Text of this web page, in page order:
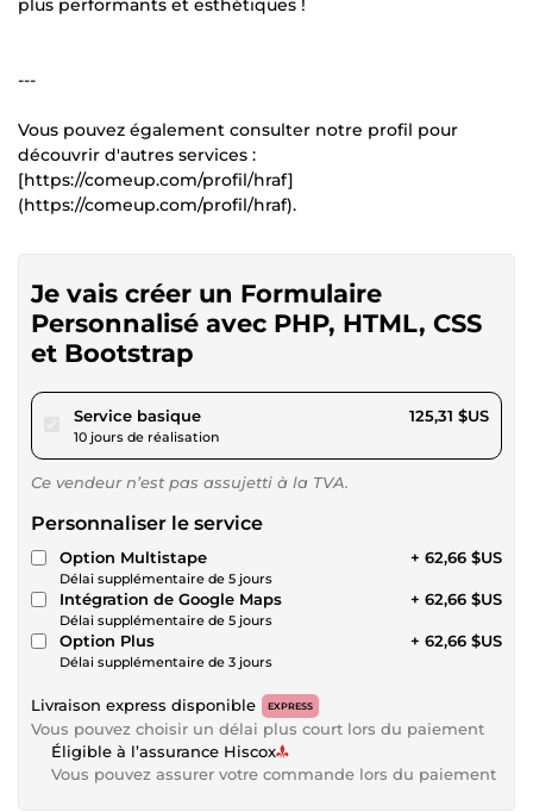
plus performants et esthétiques !
---
Vous pouvez également consulter notre profil pour
découvrir d'autres services :
[https://comeup.com/profil/hraf]
(https://comeup.com/profil/hraf).
Je vais créer un Formulaire
Personnalisé avec PHP, HTML, CSS
et Bootstrap
Service basiquepour 115,49 $US
10 jours de réalisation
125,31 $US
Ce vendeur n’est pas assujetti à la TVA.
Personnaliser le service
Option Multistape
Délai supplémentaire de 5 jours
+ 62,66 $US
Intégration de Google Maps
Délai supplémentaire de 5 jours
+ 62,66 $US
Option Plus
Délai supplémentaire de 3 jours
+ 62,66 $US
Livraison express disponible EXPRESS
Vous pouvez choisir un délai plus court lors du paiement
Éligible à l’assurance Hiscox
Vous pouvez assurer votre commande lors du paiement